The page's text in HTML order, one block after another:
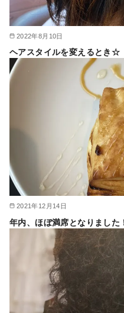
2022年8月10日
ヘアスタイルを変えるとき☆
2021年12月14日
年内、ほぼ満席となりまし